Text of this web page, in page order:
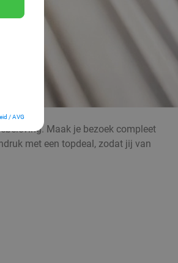
/ AVG
Maak je bezoek compleet
met een topdeal, zodat jij van